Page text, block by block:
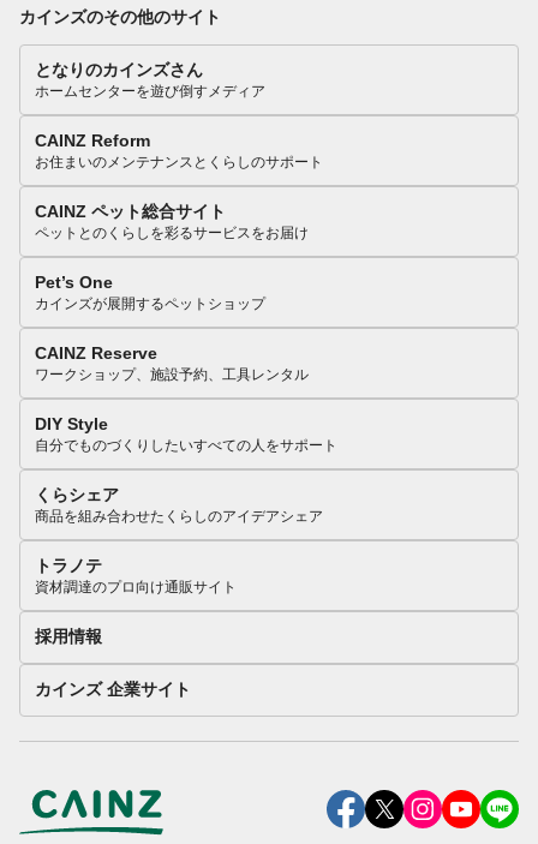
カインズのその他のサイト
となりのカインズさん
ホームセンターを遊び倒すメディア
CAINZ Reform
お住まいのメンテナンスとくらしのサポート
CAINZ ペット総合サイト
ペットとのくらしを彩るサービスをお届け
Pet’s One
カインズが展開するペットショップ
CAINZ Reserve
ワークショップ、施設予約、工具レンタル
DIY Style
自分でものづくりしたいすべての人をサポート
くらシェア
商品を組み合わせたくらしのアイデアシェア
トラノテ
資材調達のプロ向け通販サイト
採用情報
カインズ 企業サイト